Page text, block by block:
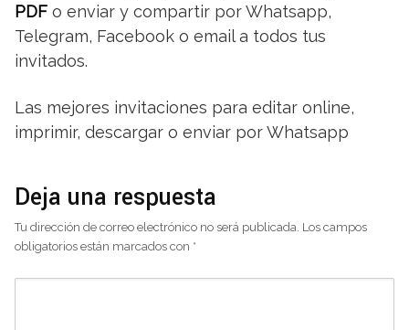
PDF o enviar y compartir por Whatsapp,
Telegram, Facebook o email a todos tus
invitados.
Las mejores invitaciones para editar online,
imprimir, descargar o enviar por Whatsapp
Deja una respuesta
Tu dirección de correo electrónico no será publicada. Los campos
obligatorios están marcados con *